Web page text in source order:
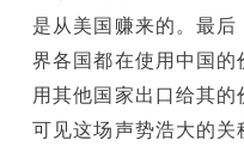
是从美国赚来的。最
界各国都在使用中国
用其他国家出口给其
可见这场声势浩大的